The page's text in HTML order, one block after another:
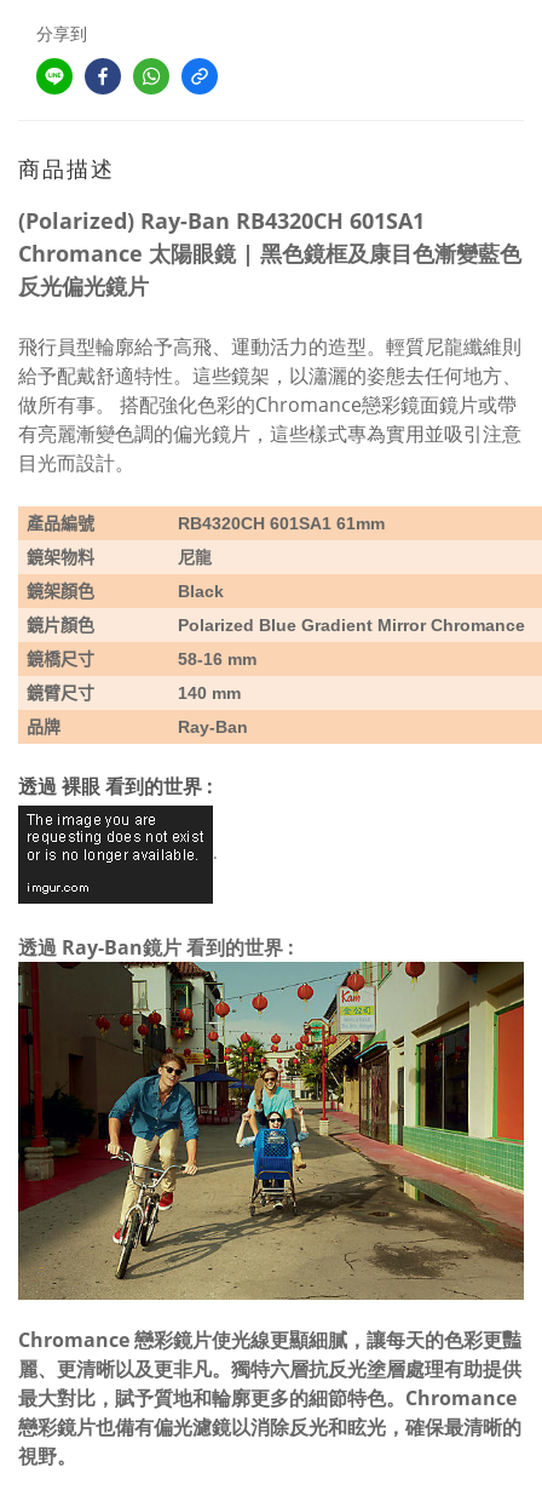
分享到
商品描述
(Polarized) Ray-Ban RB4320CH 601SA1
Chromance 太陽眼鏡 | 黑色鏡框及康目色漸變藍色
反光偏光鏡片
飛行員型輪廓給予高飛、運動活力的造型。輕質尼龍纖維則
給予配戴舒適特性。這些鏡架，以瀟灑的姿態去任何地方、
做所有事。 搭配強化色彩的Chromance戀彩鏡面鏡片或帶
有亮麗漸變色調的偏光鏡片，這些樣式專為實用並吸引注意
目光而設計。
產品編號
RB4320CH 601SA1 61mm
鏡架物料
尼龍
鏡架顏色
Black
鏡片顏色
Polarized Blue Gradient Mirror Chromance
鏡橋尺寸
58-16 mm
鏡臂尺寸
140 mm
品牌
Ray-Ban
透過 裸眼 看到的世界 :
.
透過 Ray-Ban鏡片 看到的世界 :
Chromance 戀彩鏡片使光線更顯細膩，讓每天的色彩更豔
麗、更清晰以及更非凡。獨特六層抗反光塗層處理有助提供
最大對比，賦予質地和輪廓更多的細節特色。Chromance
戀彩鏡片也備有偏光濾鏡以消除反光和眩光，確保最清晰的
視野。